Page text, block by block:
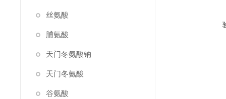
丝氨酸
脯氨酸
天门冬氨酸钠
天门冬氨酸
谷氨酸